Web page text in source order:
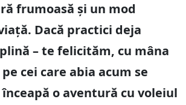
frumoasă și un mod
Dacă practici deja
– te felicităm, cu mâna
cei care abia acum se
o aventură cu voleiul